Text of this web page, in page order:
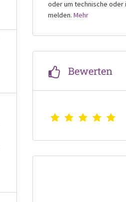
oder um technische oder
melden. Mehr
Bewerten